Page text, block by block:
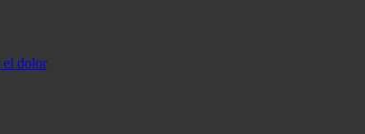
el dolor